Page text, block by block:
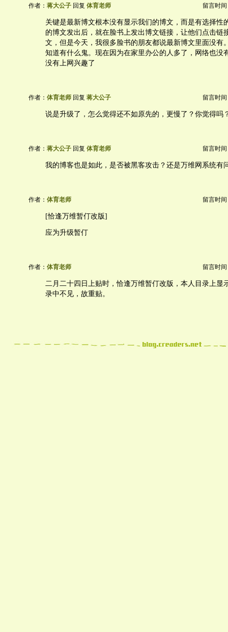
作者： 蒋大公子 回复 体育老师 留言时间
关键是最新博文根本没有显示我们的博文，而是有选择性
的博文发出后，就在脸书上发出博文链接，让他们点击链
文，但是今天，我很多脸书的朋友都说最新博文里面没有
知道有什么鬼。现在因为在家里办公的人多了，网络也没
没有上网兴趣了
作者： 体育老师 回复 蒋大公子 留言时间
说是升级了，怎么觉得还不如原先的，更慢了？你觉得吗
作者： 蒋大公子 回复 体育老师 留言时间
我的博客也是如此，是否被黑客攻击？还是万维网系统有
作者： 体育老师 留言时间
[恰逢万维暂仃改版]
应为升级暂仃
作者： 体育老师 留言时间
二月二十四日上贴时，恰逢万维暂仃改版，本人目录上显
录中不见，故重贴。